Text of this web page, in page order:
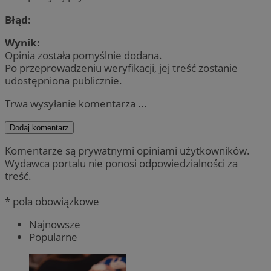
Błąd:
Wynik:
Opinia została pomyślnie dodana.
Po przeprowadzeniu weryfikacji, jej treść zostanie
udostępniona publicznie.
Trwa wysyłanie komentarza ...
Dodaj komentarz
Komentarze są prywatnymi opiniami użytkowników.
Wydawca portalu nie ponosi odpowiedzialności za
treść.
* pola obowiązkowe
Najnowsze
Popularne